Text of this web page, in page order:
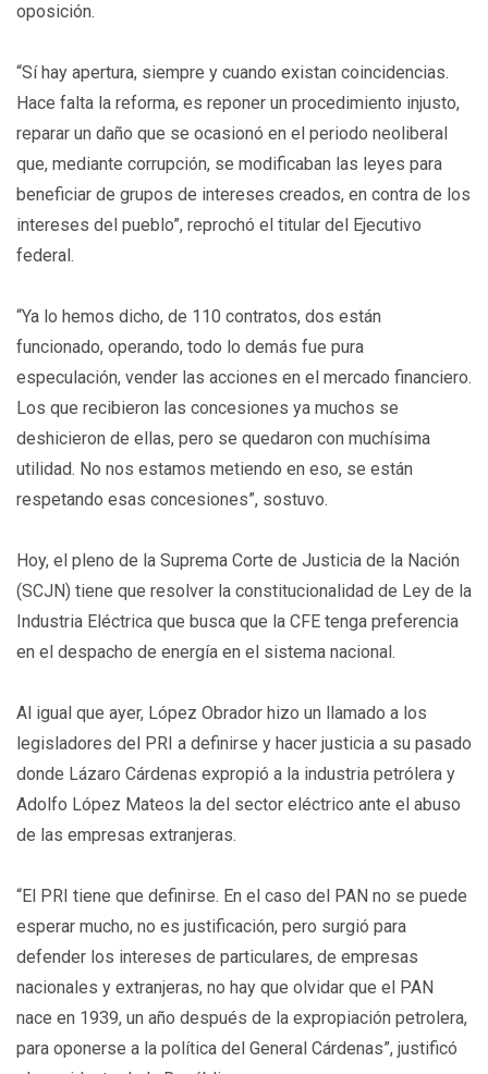
oposición.
“Sí hay apertura, siempre y cuando existan coincidencias.
Hace falta la reforma, es reponer un procedimiento injusto,
reparar un daño que se ocasionó en el periodo neoliberal
que, mediante corrupción, se modificaban las leyes para
beneficiar de grupos de intereses creados, en contra de los
intereses del pueblo”, reprochó el titular del Ejecutivo
federal.
“Ya lo hemos dicho, de 110 contratos, dos están
funcionado, operando, todo lo demás fue pura
especulación, vender las acciones en el mercado financiero.
Los que recibieron las concesiones ya muchos se
deshicieron de ellas, pero se quedaron con muchísima
utilidad. No nos estamos metiendo en eso, se están
respetando esas concesiones”, sostuvo.
Hoy, el pleno de la Suprema Corte de Justicia de la Nación
(SCJN) tiene que resolver la constitucionalidad de Ley de la
Industria Eléctrica que busca que la CFE tenga preferencia
en el despacho de energía en el sistema nacional.
Al igual que ayer, López Obrador hizo un llamado a los
legisladores del PRI a definirse y hacer justicia a su pasado
donde Lázaro Cárdenas expropió a la industria petrólera y
Adolfo López Mateos la del sector eléctrico ante el abuso
de las empresas extranjeras.
“El PRI tiene que definirse. En el caso del PAN no se puede
esperar mucho, no es justificación, pero surgió para
defender los intereses de particulares, de empresas
nacionales y extranjeras, no hay que olvidar que el PAN
nace en 1939, un año después de la expropiación petrolera,
para oponerse a la política del General Cárdenas”, justificó